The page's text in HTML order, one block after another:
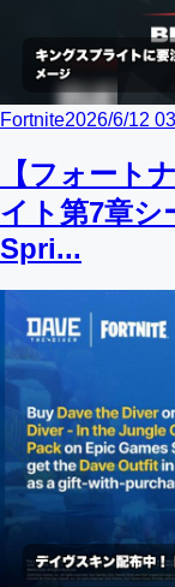
Fortnite2026/6/12
【フォート
イト第7章シ
Spri...